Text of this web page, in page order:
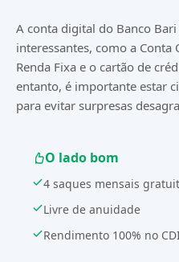
A conta digital do Banco
interessantes, como a
Renda Fixa e o cartão de
entanto, é importante estar
para evitar surpresas
O lado bom
4 saques mensais
Livre de anuidade
Rendimento 100% no CDI